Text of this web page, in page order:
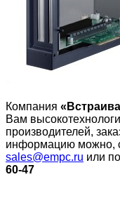
Компания
Вам
производителей,
информацию можно,
sales@empc.ru или
60-47